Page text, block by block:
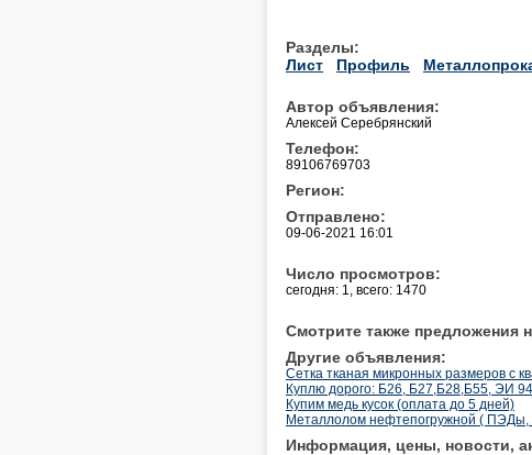
Разделы:
Лист
Профиль
Автор объявления:
Алексей Серебрянский
Телефон:
89106769703
Регион:
Отправлено:
09-06-2021 16:01
Число просмотров:
сегодня: 1, всего: 1470
Смотрите также
Другие объявления:
Сетка тканая микронных размеров с
Куплю дорого: Б26, Б27,Б28,Б55, ЭИ
Купим медь кусок (оплата до 5 дней)
Металлолом нефтепогружной (
Информация, цены, новости,